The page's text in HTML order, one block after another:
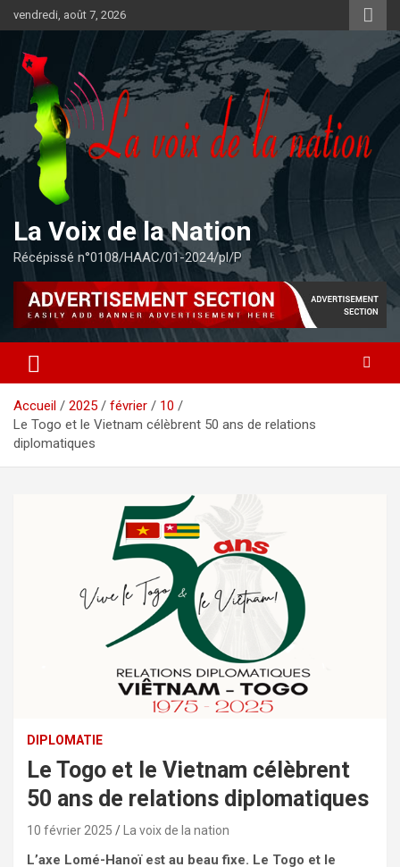
au
contenu
vendredi, août 7, 2026
La Voix de la Nation
Récépissé n°0108/HAAC/01-2024/pl/P
Accueil 2025 février
10
Le Togo et le Vietnam célèbrent 50 ans de relations
diplomatiques
DIPLOMATIE
Le Togo et le Vietnam célèbrent
50 ans de relations diplomatiques
10 février 2025 La voix de la nation
L’axe Lomé-Hanoï est au beau fixe. Le Togo et le